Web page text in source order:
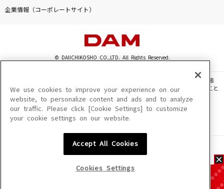
企業情報（コーポレートサイト）
© DAIICHIKOSHO CO.,LTD. All Rights Reserved.
このサイトに掲載されている一切の文章・画像・写真・動画・音声等を、手段や形態
を問わず、著作権法の定める範囲を超えて無断で複製、転載、ファイル化などすること
を禁じます。
楽曲及びコンテンツは、機種によりご利用いただけない場合があります。
楽曲及びコンテンツの配信日、配信内容が変更になる場合があります。
We use cookies to improve your experience on our
website, to personalize content and ads and to analyze
our traffic. Please click [Cookie Settings] to customize
your cookie settings on our website.
Accept All Cookies
Cookies Settings